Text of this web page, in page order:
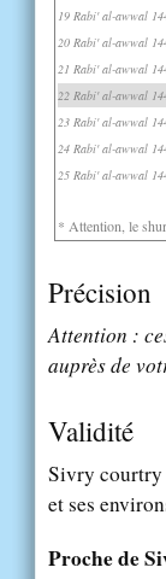
19 Rabi' al-awwal
20 Rabi' al-awwal
21 Rabi' al-awwal
22 Rabi' al-awwal
23 Rabi' al-awwal
24 Rabi' al-awwal
25 Rabi' al-awwal
* Attention, le
Précision
Attention :
auprès de
Validité
Sivry courtry
et ses
Proche de